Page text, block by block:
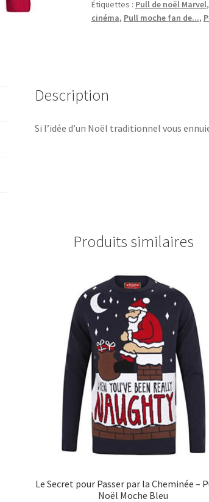
Étiquettes : Pull de noël Marvel,
cinéma, Pull moche fan de...,
Description
Si l’idée d’un Noël traditionnel vous
Produits similaires
Le Secret pour Passer par la Cheminée –
Noël Moche Bleu